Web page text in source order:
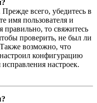
всего, убедитесь в
имя пользователя и
правильно, то свяжитесь
проверить, не был ли
возможно, что
конфигурацию
настроек.